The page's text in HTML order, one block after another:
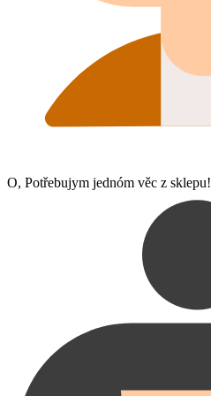
O, Potřebujym jednóm věc z sklepu!